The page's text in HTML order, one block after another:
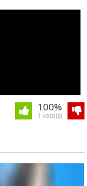
100%
1 voto(s)